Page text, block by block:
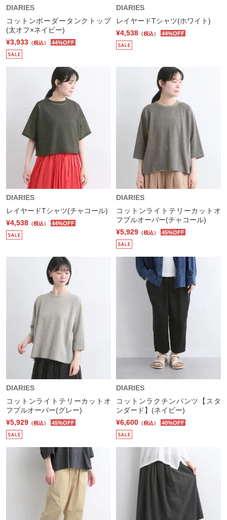
DIARIES
コットンボーダータンクトップ
(太オフ×ネイビー)
¥3,933 （税込） 44%OFF
DIARIES
レイヤードTシャツ(ホワイト)
¥4,538 （税込） 44%OFF
DIARIES
レイヤードTシャツ(チャコール)
¥4,538 （税込） 44%OFF
DIARIES
コットンライトテリーカットオ
フプルオーバー(チャコール)
¥5,929 （税込） 45%OFF
DIARIES
コットンライトテリーカットオ
フプルオーバー(グレー)
¥5,929 （税込） 45%OFF
DIARIES
コットンラクチンパンツ【スタ
ンダード】(ネイビー)
¥6,600 （税込） 40%OFF